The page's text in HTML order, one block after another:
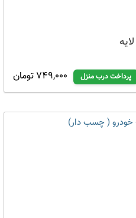
749,000 تومان پرداخت درب منزل